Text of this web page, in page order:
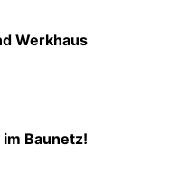
Werkhaus
Baunetz!